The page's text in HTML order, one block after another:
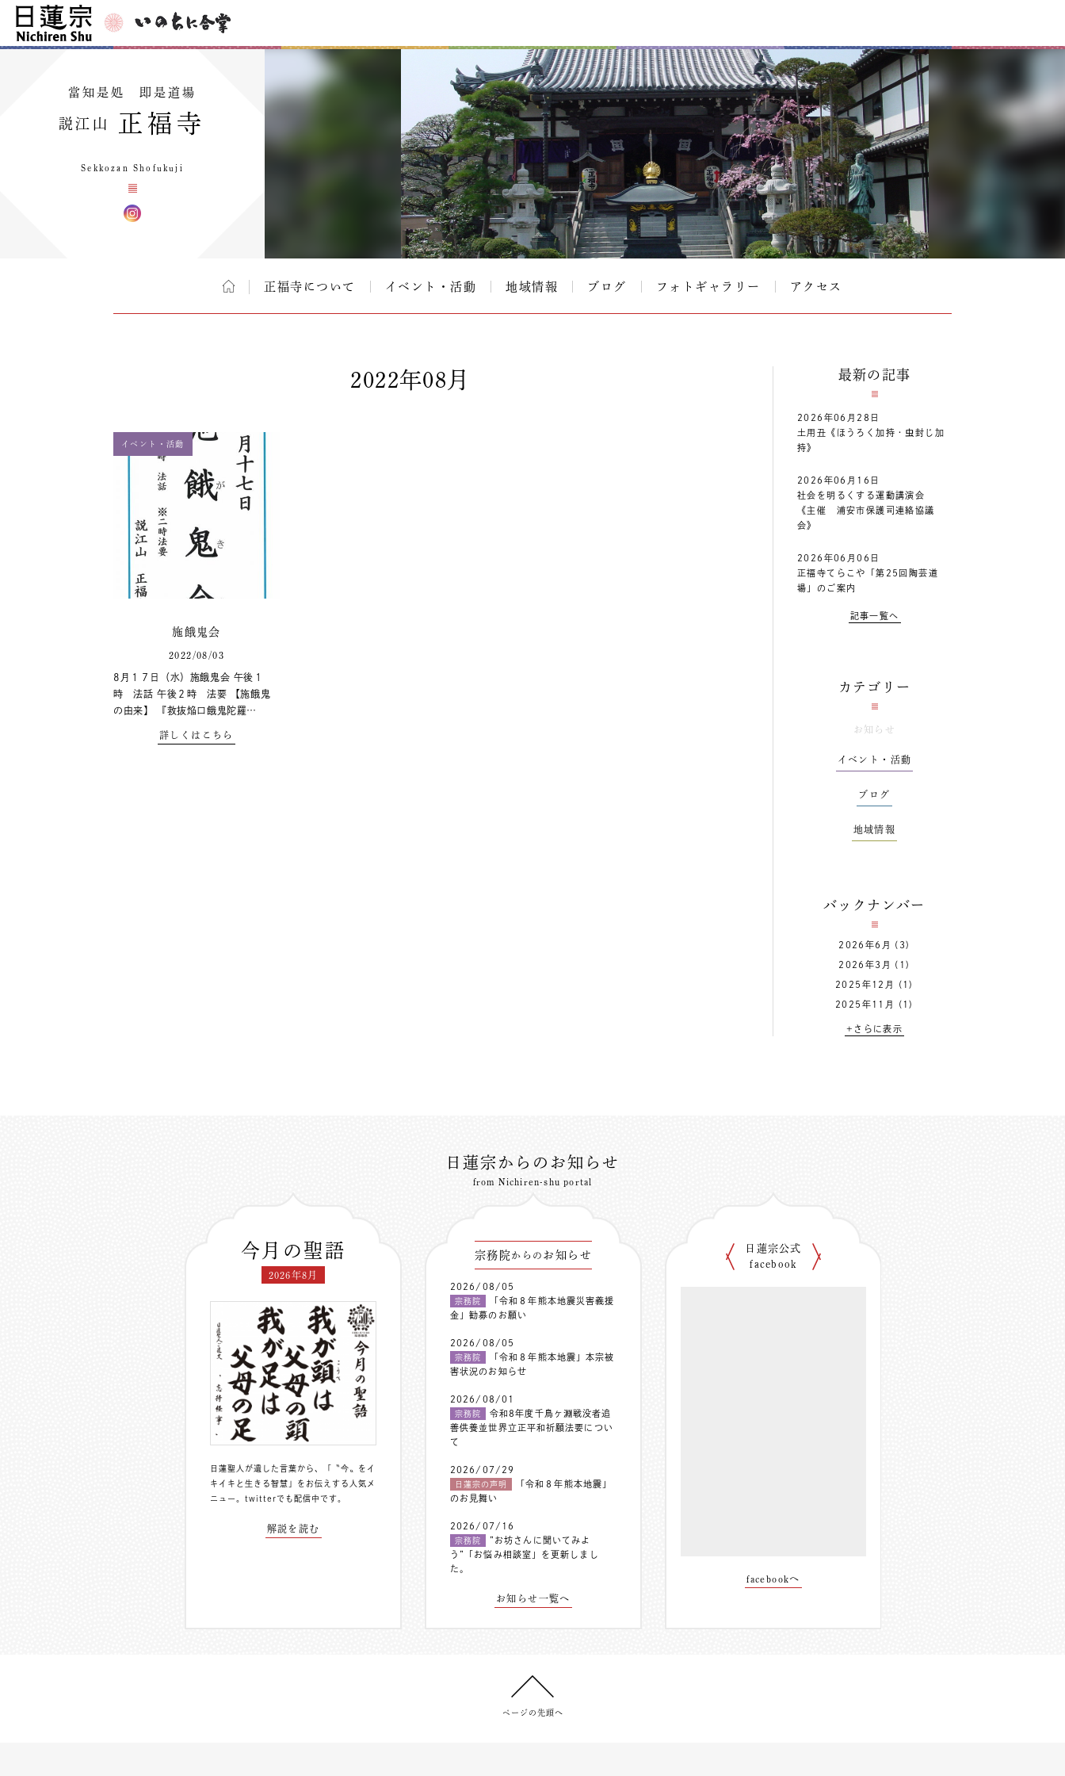
當知是処 即是道場
説江山 正福寺
Sekkozan Shofukuji
正福寺について イベント・活動 地域情報 ブログ フォトギャラリー アクセス
2022年08月
イベント・活動
施餓鬼会
2022/08/03
8月１７日（水）施餓鬼会 午後１
時 法話 午後２時 法要 【施餓鬼
の由来】 『救抜焔口餓鬼陀羅…
詳しくはこちら
最新の記事
2026年06月28日
土用丑《ほうろく加持・虫封じ加
持》
2026年06月16日
社会を明るくする運動講演会
《主催 浦安市保護司連絡協議
会》
2026年06月06日
正福寺てらこや「第25回陶芸道
場」のご案内
記事一覧へ
カテゴリー
お知らせ
イベント・活動
ブログ
地域情報
バックナンバー
2026年6月 (3)
2026年3月 (1)
2025年12月 (1)
2025年11月 (1)
+さらに表示
日蓮宗からのお知らせ
from Nichiren-shu portal
今月の聖語
2026年8月
日蓮聖人が遺した言葉から、「〝今〟をイ
キイキと生きる智慧」をお伝えする人気メ
ニュー。 twitterでも配信中 です。
解説を読む
宗務院からの お知らせ
2026/08/05
宗務院
「令和８年熊本地震災害義援
金」勧募のお願い
2026/08/05
宗務院
「令和８年熊本地震」本宗被
害状況のお知らせ
2026/08/01
宗務院
令和8年度千鳥ヶ淵戦没者追
善供養並世界立正平和祈願法要につい
て
2026/07/29
日蓮宗の声明
「令和８年熊本地震」
のお見舞い
2026/07/16
宗務院
”お坊さんに聞いてみよ
う”「お悩み相談室」を更新しまし
た。
お知らせ一覧へ
日蓮宗公式
facebook
facebookへ
ページの先頭へ